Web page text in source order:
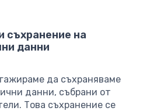
съхранение на
данни
да съхраняваме
данни, събрани от
Това съхранение се